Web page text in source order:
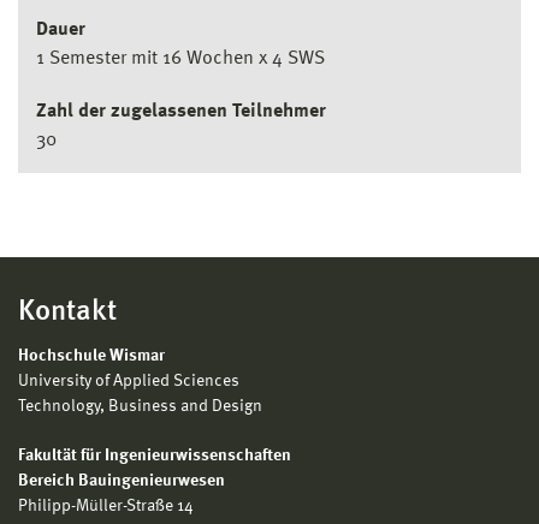
Dauer
1 Semester mit 16 Wochen x 4 SWS
Zahl der zugelassenen Teilnehmer
30
Kontakt
Hochschule Wismar
University of Applied Sciences
Technology, Business and Design
Fakultät für Ingenieurwissenschaften
Bereich Bauingenieurwesen
Philipp-Müller-Straße 14